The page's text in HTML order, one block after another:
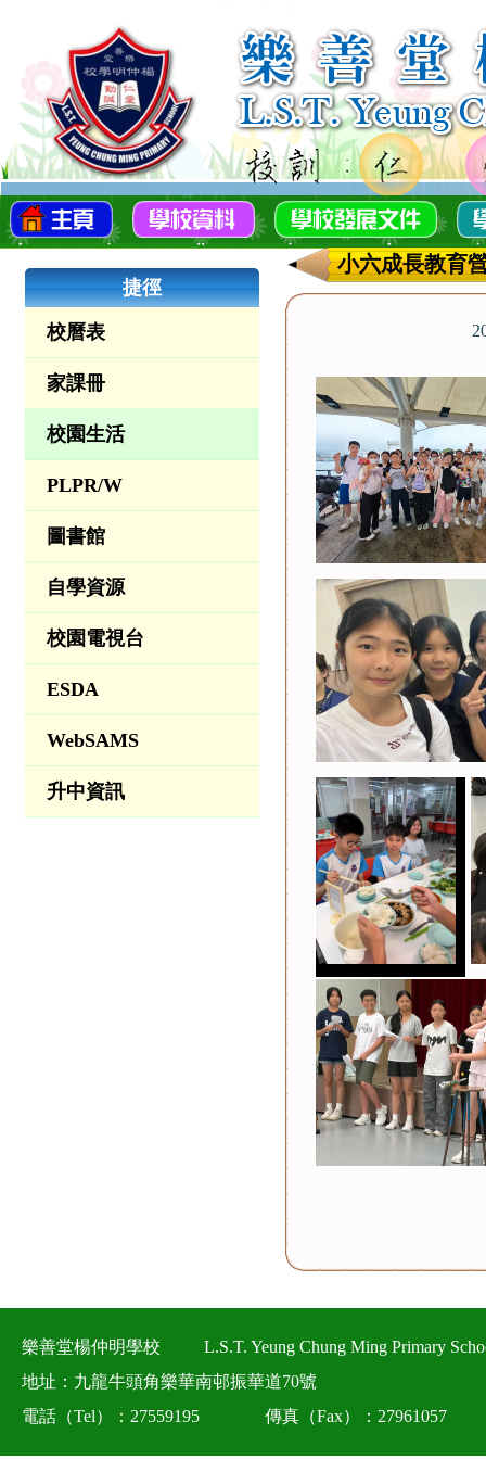
捷徑
校曆表
家課冊
校園生活
PLPR/W
圖書館
自學資源
校園電視台
ESDA
WebSAMS
升中資訊
小六成長教育
樂善堂楊仲明學校
L.S.T. Yeung Chung Ming Primary
地址：九龍牛頭角樂華南邨振華道70號
電話（Tel）：27559195
傳真（Fax）：27961057